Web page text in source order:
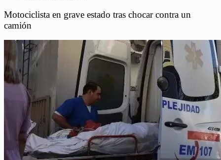
Motociclista en grave estado tras chocar contra un
camión